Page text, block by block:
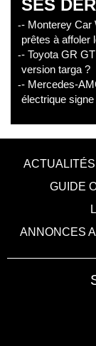
SES
- Monterey Car
prêtes à affoler
- Toyota GR
version targa ?
- Mercedes-
électrique
ACTUALITÉS
GUIDE
ANNONCES